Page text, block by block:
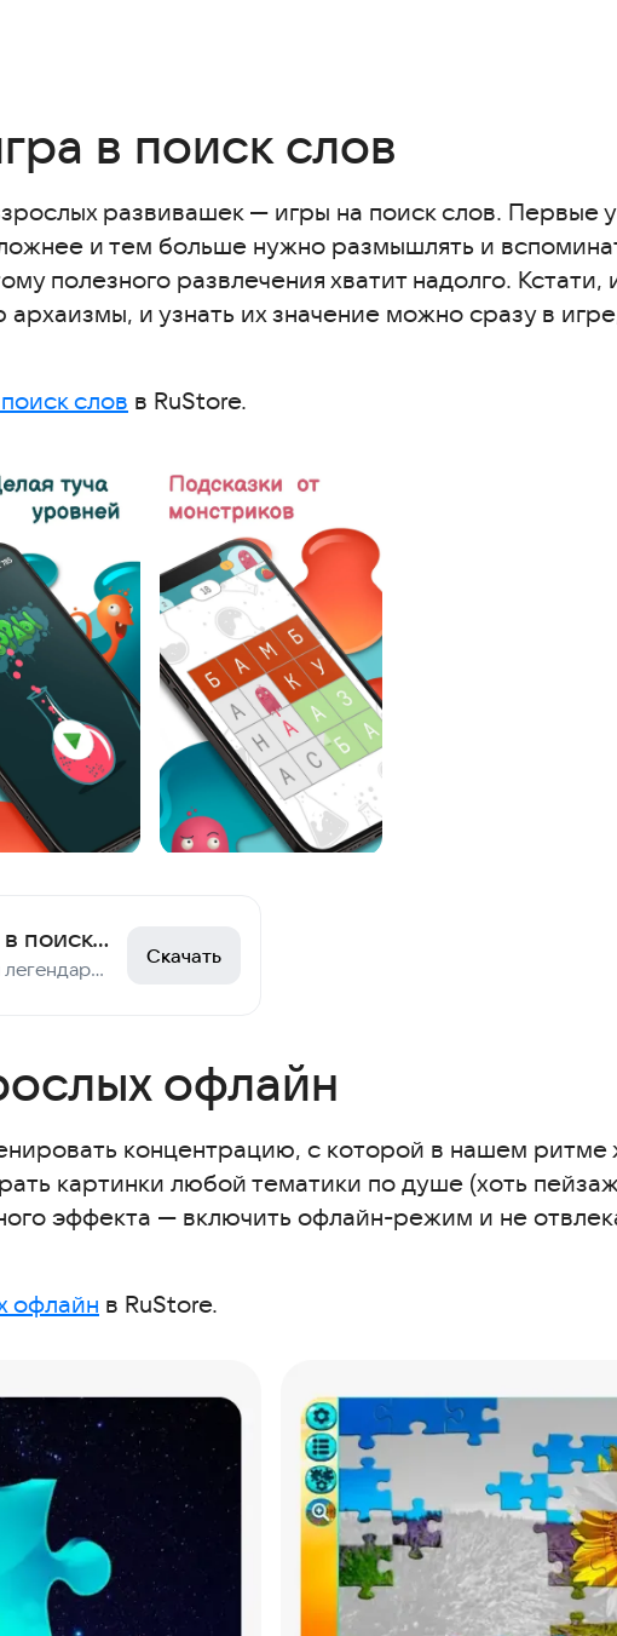
статистикой
для памяти
в поиск слов
развивашек — игры на поиск слов. Первые
и тем больше нужно размышлять и
полезного развлечения хватит надолго. Кстати,
и узнать их значение можно сразу в
слов в RuStore.
Филворды - игра в поиск слов
Филворды — та самая легендарная игра в слова!
Скачать
офлайн
концентрацию, с которой в нашем ритме
картинки любой тематики по душе (хоть
эффекта — включить офлайн-режим и не
офлайн в RuStore.